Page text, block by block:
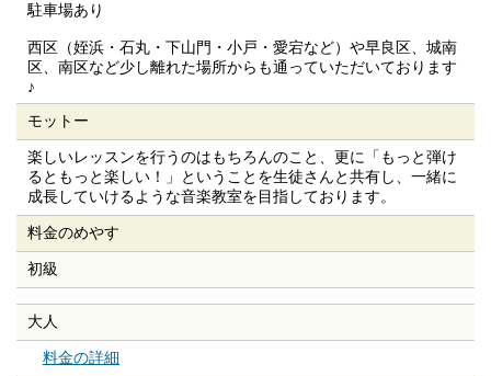
駐車場あり
西区（姪浜・石丸・下山門・小戸・愛宕など）や早良区、城南
区、南区など少し離れた場所からも通っていただいております
♪
モットー
楽しいレッスンを行うのはもちろんのこと、更に「もっと弾け
るともっと楽しい！」ということを生徒さんと共有し、一緒に
成長していけるような音楽教室を目指しております。
料金のめやす
初級
大人
料金の詳細